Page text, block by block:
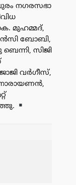
നഗരസഭാ
മുഹമ്മദ്,
ബോബി,
ബെന്നി, സിജി
വർഗീസ്,
നാരായണൻ,